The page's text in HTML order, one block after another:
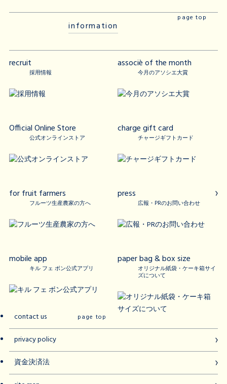
page top
information
recruit
採用情報
associè of the month
今月のアソシエ大賞
Official Online Store
公式オンラインストア
charge gift card
チャージギフトカード
for fruit farmers
フルーツ生産農家の方へ
press
広報・PRのお問い合わせ
mobile app
キル フェ ボン公式アプリ
paper bag & box size
オリジナル紙袋・ケーキ箱サイ
ズについて
page top
contact us
privacy policy
資金決済法